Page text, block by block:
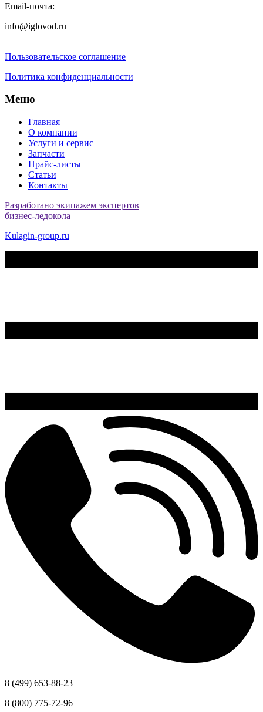
Email-почта:
info@iglovod.ru
Пользовательское соглашение
Политика конфиденциальности
Меню
Главная
О компании
Услуги и сервис
Запчасти
Прайс-листы
Статьи
Контакты
Разработано экипажем экспертов
бизнес-ледокола
Kulagin-group.ru
8 (499) 653-88-23
8 (800) 775-72-96